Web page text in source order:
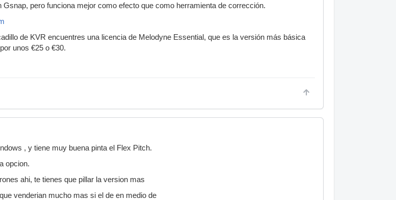
pero funciona mejor como efecto que como herramienta de corrección.
de KVR encuentres una licencia de Melodyne Essential, que es la versión más básica
unos €25 o €30.
, y tiene muy buena pinta el Flex Pitch.
opcion.
ahi, te tienes que pillar la version mas
venderian mucho mas si el de en medio de